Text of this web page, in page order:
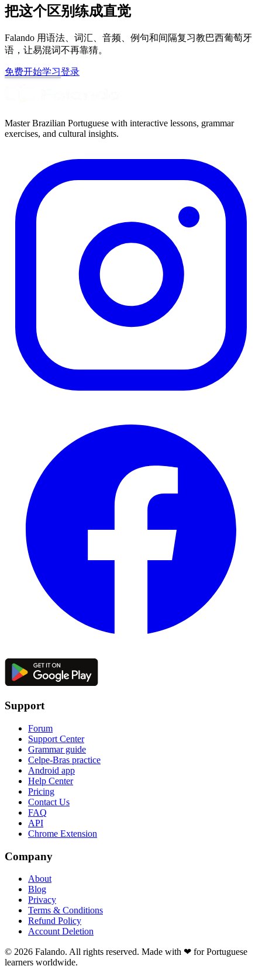
把这个区别练成直觉
Falando 用语法、词汇、音频、例句和间隔复习教巴西葡萄牙
语，让易混词不再靠猜。
免费开始学习登录
Master Brazilian Portuguese with interactive lessons, grammar
exercises, and cultural insights.
Support
Forum
Support Center
Grammar guide
Celpe-Bras practice
Android app
Help Center
Pricing
Contact Us
FAQ
API
Chrome Extension
Company
About
Blog
Privacy
Terms & Conditions
Refund Policy
Account Deletion
© 2026 Falando. All rights reserved. Made with ❤ for Portuguese
learners worldwide.